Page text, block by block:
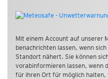
Mit einem Account auf unserer
benachrichten lassen, wenn
Standort nähert. Sie können
vorabinformieren lassen, wenn
für ihren Ort für möglich halten,